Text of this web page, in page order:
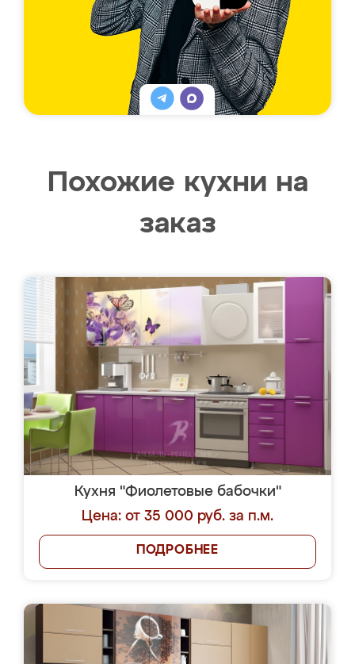
Похожие кухни на
заказ
Кухня "Фиолетовые бабочки"
Цена: от 35 000 руб. за п.м.
ПОДРОБНЕЕ